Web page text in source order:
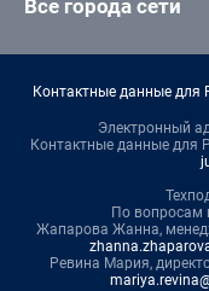
Все города сети
Контактные данные для
Электронный
Контактные данные для
По вопросам
Жапарова Жанна,
Ревина Мария,